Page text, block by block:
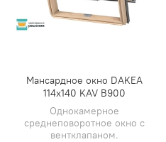
Мансардное окно DAKEA
114х140 KAV B900
Однокамерное
среднеповоротное окно с
вентклапаном.